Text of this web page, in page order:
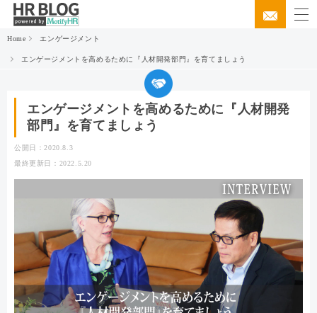
Home エンゲージメント
エンゲージメントを高めるために『人材開発部門』を育てましょう
エンゲージメントを高めるために『人材開発
部門』を育てましょう
公開日：2020.8.3
最終更新日：2022.5.20